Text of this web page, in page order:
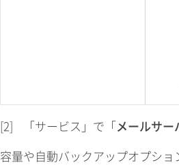
[2] 「サービス」で「メールサー
容量や自動バックアップオプショ